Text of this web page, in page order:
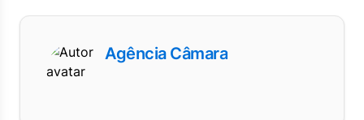
Agência Câmara